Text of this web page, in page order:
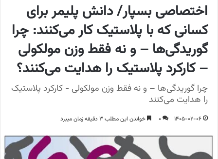
اختصاصی بسپار/ دانش پلیمر برای
کسانی که با پلاستیک کار می‌کنند: چرا
گوریدگی‌ها – و نه فقط وزن مولکولی
– کارکرد پلاستیک را هدایت می‌کنند؟
چرا گوریدگی‌ها – و نه فقط وزن مولکولی - کارکرد پلاستیک
را هدایت می‌کنند
1405-02-06
0 خواندن این مطلب 3 دقیقه زمان میبرد